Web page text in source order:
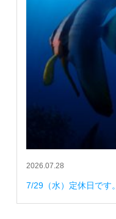
2026.07.28
7/29（水）定休日です。